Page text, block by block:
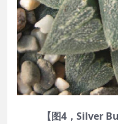
【图4，Silver